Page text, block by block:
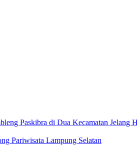
Paskibra di Dua Kecamatan Jelang
Pariwisata Lampung Selatan